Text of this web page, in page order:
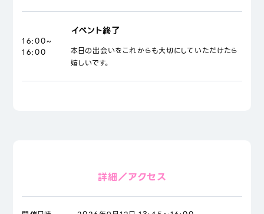
16:00~
16:00
イベント終了
本日の出会いをこれからも大切にしていただけたら
嬉しいです。
詳細／アクセス